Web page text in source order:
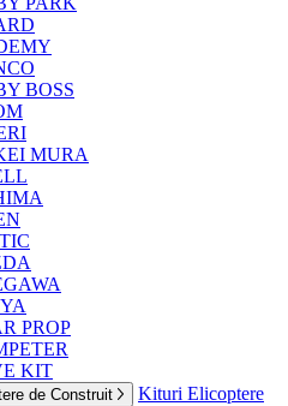
BOSS
MURA
PROP
KIT
de Construit
Kituri Elicoptere